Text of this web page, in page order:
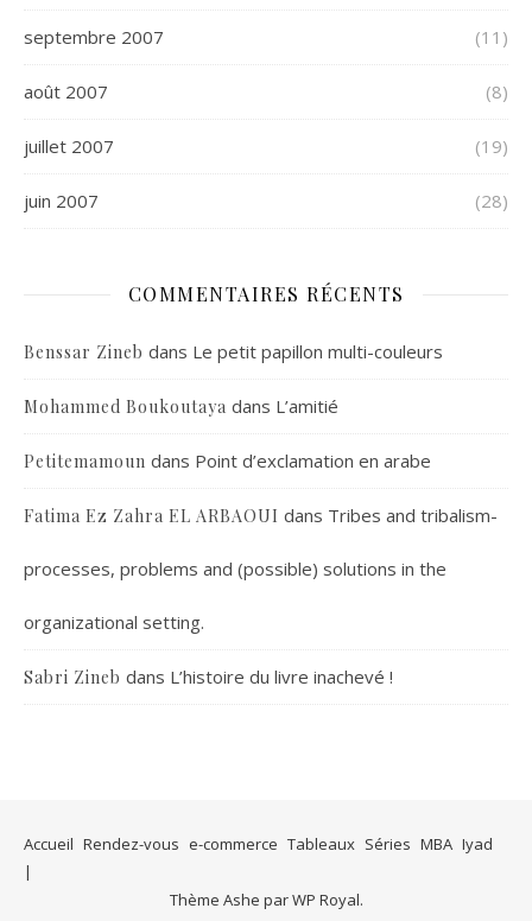
septembre 2007 (11)
août 2007 (8)
juillet 2007 (19)
juin 2007 (28)
COMMENTAIRES RÉCENTS
Benssar Zineb dans Le petit papillon multi-couleurs
Mohammed Boukoutaya dans L’amitié
Petitemamoun dans Point d’exclamation en arabe
Fatima Ez Zahra EL ARBAOUI dans Tribes and tribalism-
processes, problems and (possible) solutions in the
organizational setting.
Sabri Zineb dans L’histoire du livre inachevé !
Accueil Rendez-vous e-commerce Tableaux Séries MBA Iyad
Thème Ashe parWP Royal.